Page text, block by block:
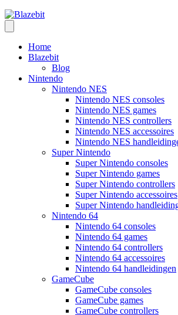
Home
Blazebit
Blog
Nintendo
Nintendo NES
Nintendo NES consoles
Nintendo NES games
Nintendo NES controllers
Nintendo NES accessoires
Nintendo NES
Super Nintendo
Super Nintendo consoles
Super Nintendo games
Super Nintendo controllers
Super Nintendo accessoires
Super Nintendo
Nintendo 64
Nintendo 64 consoles
Nintendo 64 games
Nintendo 64 controllers
Nintendo 64 accessoires
Nintendo 64 handleidingen
GameCube
GameCube consoles
GameCube games
GameCube controllers